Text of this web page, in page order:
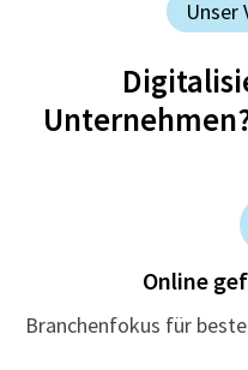
Unser
Online
Branchenfokus für